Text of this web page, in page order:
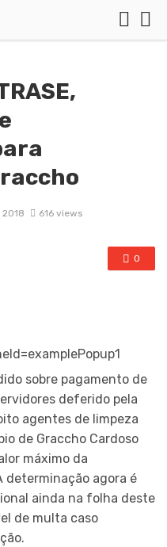
616 views
0
sobre pagamento de
deferido pela
agentes de limpeza
de Graccho Cardoso
máximo da
determinação agora é
ainda na folha deste
de multa caso